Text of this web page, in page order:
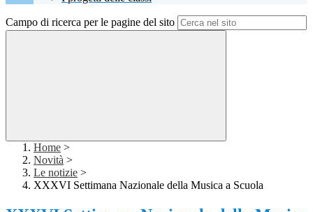
Campo di ricerca per le pagine del sito
Home >
Novità >
Le notizie >
XXXVI Settimana Nazionale della Musica a Scuola